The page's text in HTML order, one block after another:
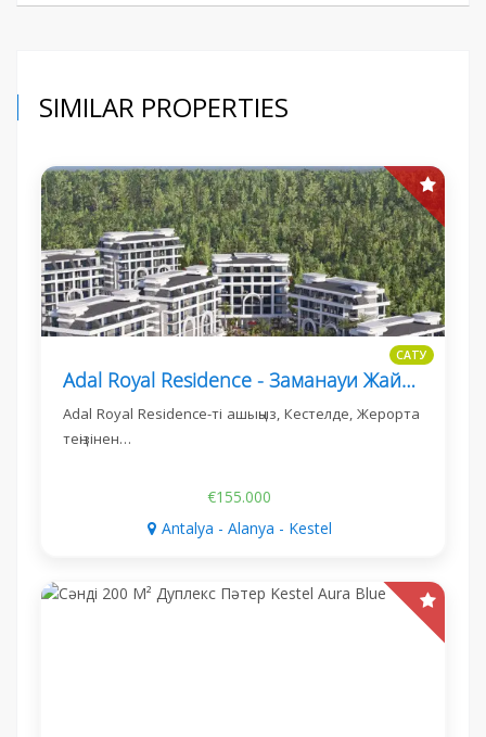
SIMILAR PROPERTIES
САТУ
Adal Royal Residence - Заманауи Жайлылық Кестелде, Алания
Adal Royal Residence-ті ашыңыз, Кестелде, Жерорта
теңізінен…
€155.000
Antalya - Alanya - Kestel